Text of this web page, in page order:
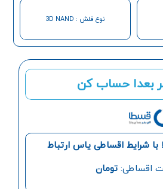
بعدا حساب کن
با شرایط اقساطی یاس ارتباط
اقساطی: تومان
نوع فلش : 3D NAND